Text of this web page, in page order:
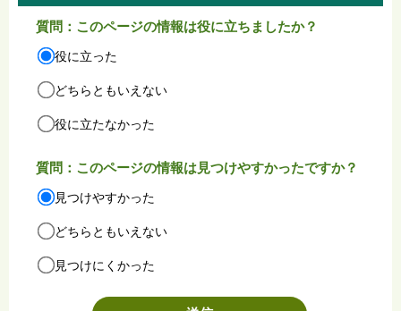
質問：このページの情報は役に立ちましたか？
役に立った
どちらともいえない
役に立たなかった
質問：このページの情報は見つけやすかったですか？
見つけやすかった
どちらともいえない
見つけにくかった